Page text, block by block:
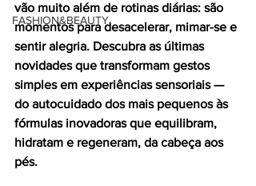
FASHION&BEAUTY
vão muito além de rotinas diárias: são
momentos para desacelerar, mimar-se e
sentir alegria. Descubra as últimas
novidades que transformam gestos
simples em experiências sensoriais —
do autocuidado dos mais pequenos às
fórmulas inovadoras que equilibram,
hidratam e regeneram, da cabeça aos
pés.